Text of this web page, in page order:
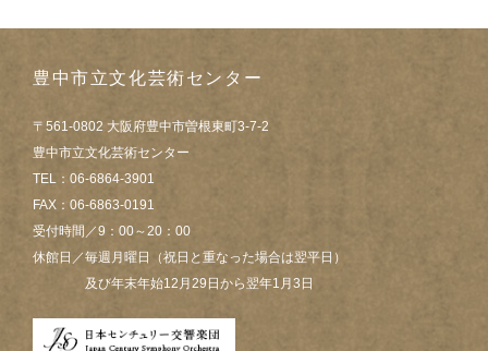
豊中市立文化芸術センター
〒561-0802 大阪府豊中市曽根東町3-7-2
豊中市立文化芸術センター
TEL：06-6864-3901
FAX：06-6863-0191
受付時間／9：00～20：00
休館日／毎週月曜日（祝日と重なった場合は翌平日）
及び年末年始12月29日から翌年1月3日